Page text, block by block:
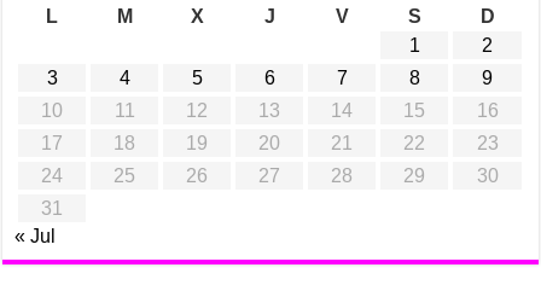
L
M X J V S
D
1
2
3
4 5 6 7 8
9
10
11 12 13 14 15
16
17
18 19 20 21 22
23
24
25 26 27 28 29
30
31
« Jul